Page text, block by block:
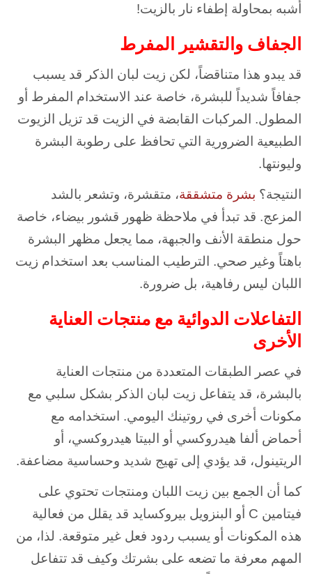
أشبه بمحاولة إطفاء نار بالزيت!
الجفاف والتقشير المفرط
قد يبدو هذا متناقضاً، لكن زيت لبان الذكر قد يسبب
جفافاً شديداً للبشرة، خاصة عند الاستخدام المفرط أو
المطول. المركبات القابضة في الزيت قد تزيل الزيوت
الطبيعية الضرورية التي تحافظ على رطوبة البشرة
وليونتها.
النتيجة؟ بشرة متشققة، متقشرة، وتشعر بالشد
المزعج. قد تبدأ في ملاحظة ظهور قشور بيضاء، خاصة
حول منطقة الأنف والجبهة، مما يجعل مظهر البشرة
باهتاً وغير صحي. الترطيب المناسب بعد استخدام زيت
اللبان ليس رفاهية، بل ضرورة.
التفاعلات الدوائية مع منتجات العناية
الأخرى
في عصر الطبقات المتعددة من منتجات العناية
بالبشرة، قد يتفاعل زيت لبان الذكر بشكل سلبي مع
مكونات أخرى في روتينك اليومي. استخدامه مع
أحماض ألفا هيدروكسي أو البيتا هيدروكسي، أو
الريتينول، قد يؤدي إلى تهيج شديد وحساسية مضاعفة.
كما أن الجمع بين زيت اللبان ومنتجات تحتوي على
فيتامين C أو البنزويل بيروكسايد قد يقلل من فعالية
هذه المكونات أو يسبب ردود فعل غير متوقعة. لذا، من
المهم معرفة ما تضعه على بشرتك وكيف قد تتفاعل